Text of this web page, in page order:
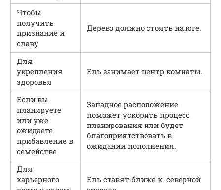
Чтобы
получить
признание и
славу
Дерево должно стоять на юге.
Для
укрепления
здоровья
Ель занимает центр комнаты.
Если вы
планируете
или уже
ожидаете
прибавление в
семействе
Западное расположение
поможет ускорить процесс
планирования или будет
благоприятствовать в
ожидании пополнения.
Для
карьерного
Ель ставят ближе к северной